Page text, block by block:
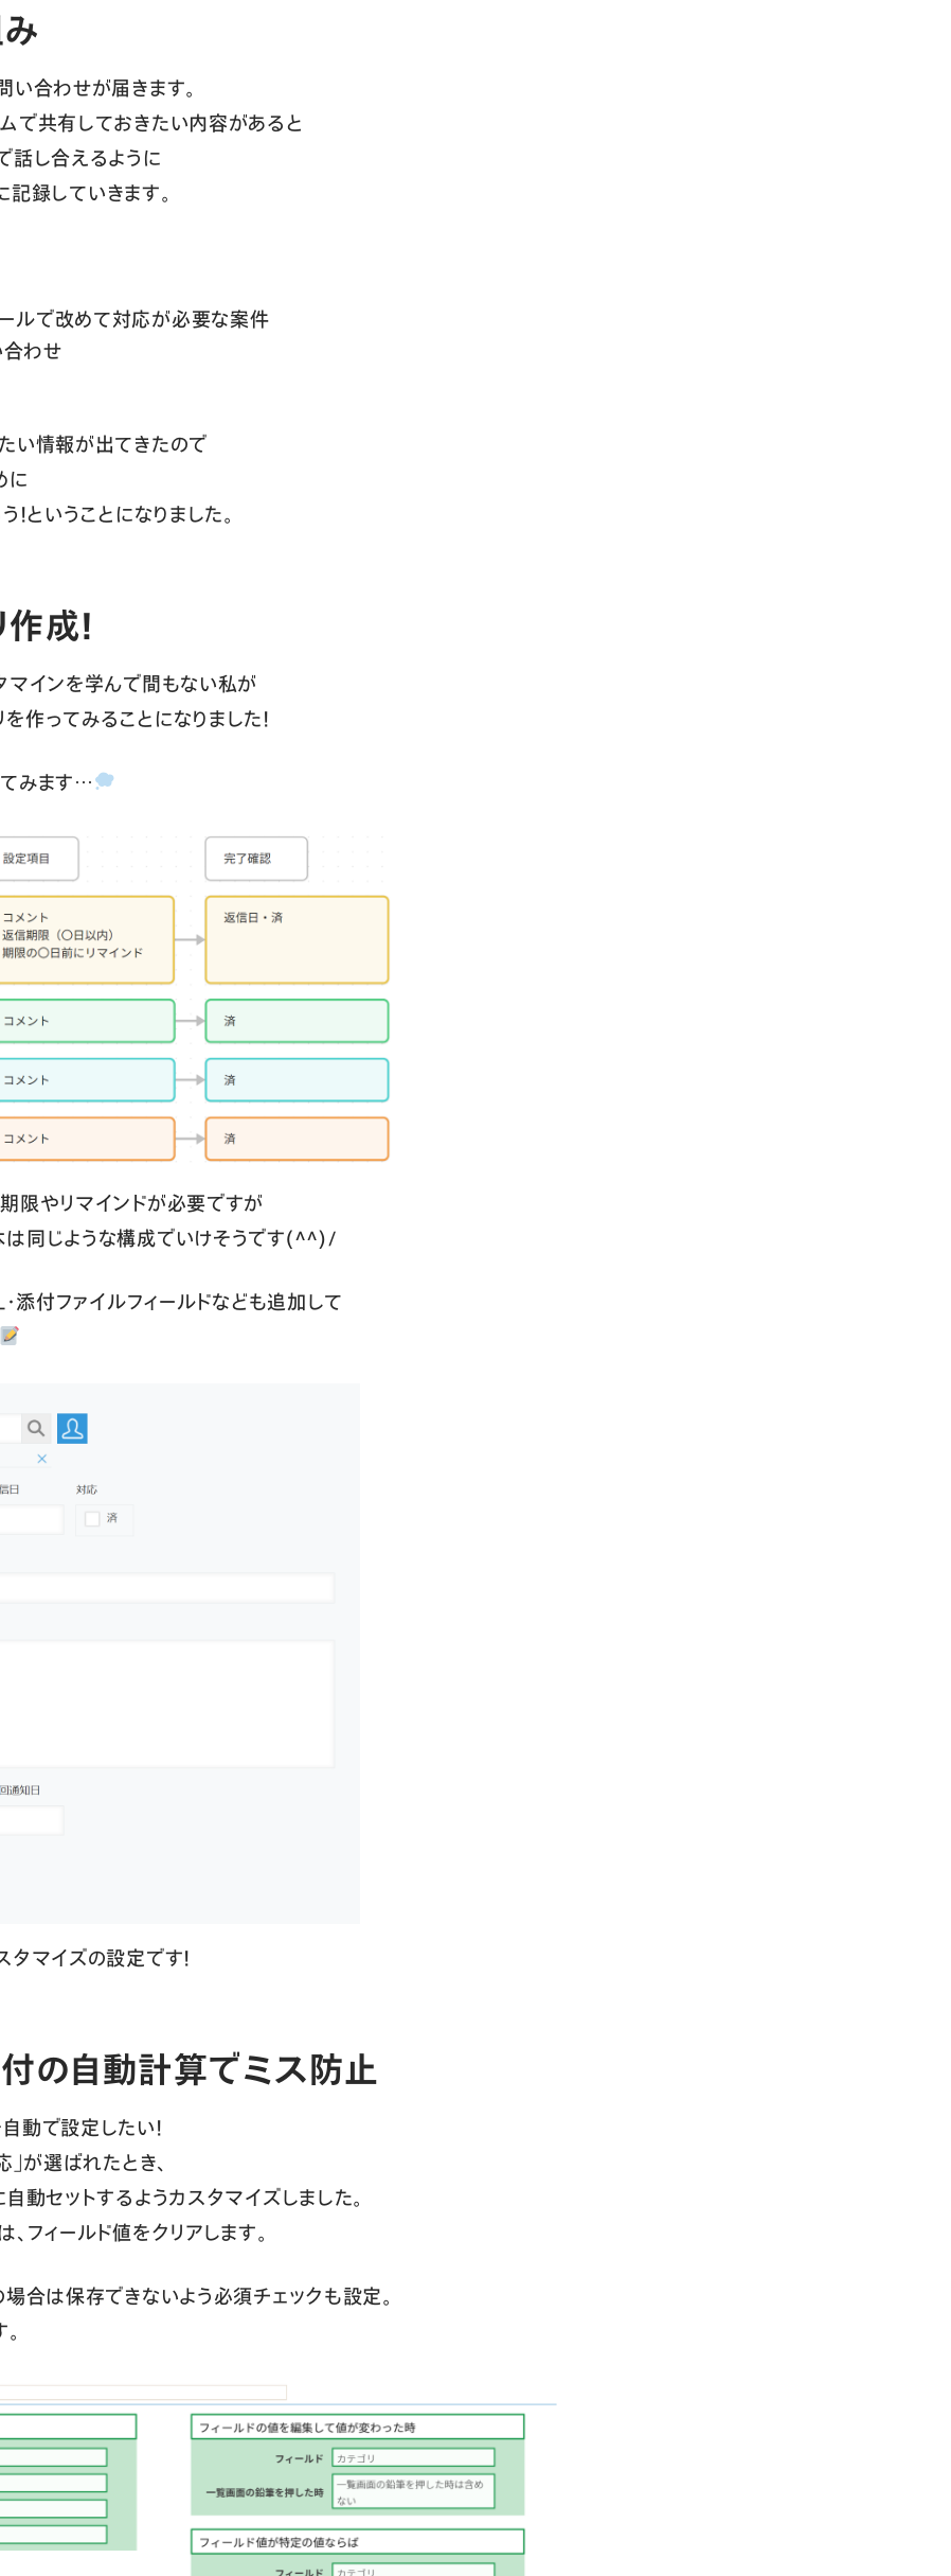
い合わせが届きます。
で共有しておきたい内容があると
話し合えるように
録していきます。
ールで改めて対応が必要な案件
わせ
い情報が出てきたので
に
！ということになりました。
成！
マインを学んで間もない私が
作ってみることになりました！
みます…
限やリマインドが必要ですが
は同じような構成でいけそうです(^^)/
添付ファイルフィールドなども追加して
タマイズの設定です！
の自動計算でミス防止
動で設定したい！
」が選ばれたとき、
動セットするようカスタマイズしました。
フィールド値をクリアします。
場合は保存できないよう必須チェックも設定。